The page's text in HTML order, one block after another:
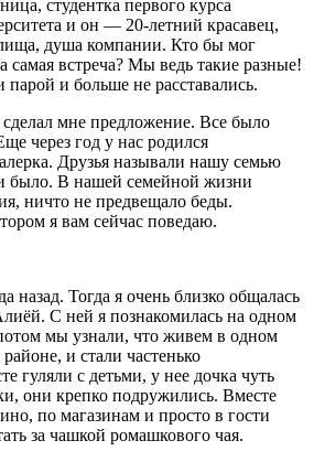
студентка первого курса
и он — 20-летний красавец,
душа компании. Кто бы мог
самая встреча? Мы ведь такие разные!
и больше не расставались.
мне предложение. Все было
через год у нас родился
Друзья называли нашу семью
было. В нашей семейной жизни
ничто не предвещало беды.
я вам сейчас поведаю.
назад. Тогда я очень близко общалась
С ней я познакомилась на одном
мы узнали, что живем в одном
и стали частенько
гуляли с детьми, у нее дочка чуть
они крепко подружились. Вместе
по магазинам и просто в гости
за чашкой ромашкового чая.